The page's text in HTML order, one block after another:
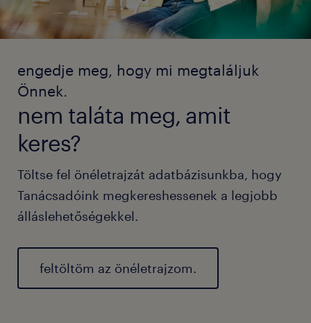
engedje meg, hogy mi megtaláljuk
Önnek.
nem taláta meg, amit
keres?
Töltse fel önéletrajzát adatbázisunkba, hogy
Tanácsadóink megkereshessenek a legjobb
álláslehetőségekkel.
feltöltöm az önéletrajzom.